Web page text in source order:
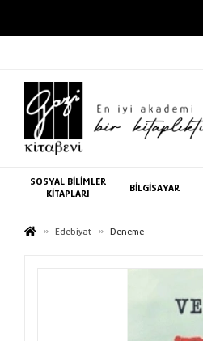
SOSYAL BİLİMLER
KİTAPLARI
BİLGİSAYAR
Edebiyat Deneme